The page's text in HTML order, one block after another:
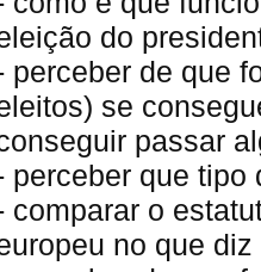
do
perceber de que
se
passar
perceber que tipo
comparar o
no que